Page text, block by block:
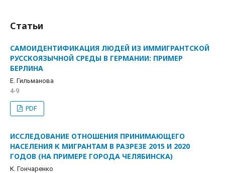
Статьи
САМОИДЕНТИФИКАЦИЯ ЛЮДЕЙ ИЗ ИММИГРАНТСКОЙ
РУССКОЯЗЫЧНОЙ СРЕДЫ В ГЕРМАНИИ: ПРИМЕР
БЕРЛИНА
E. Гильманова
4-9
PDF
ИССЛЕДОВАНИЕ ОТНОШЕНИЯ ПРИНИМАЮЩЕГО
НАСЕЛЕНИЯ К МИГРАНТАМ В РАЗРЕЗЕ 2015 И 2020
ГОДОВ (НА ПРИМЕРЕ ГОРОДА ЧЕЛЯБИНСКА)
K. Гончаренко